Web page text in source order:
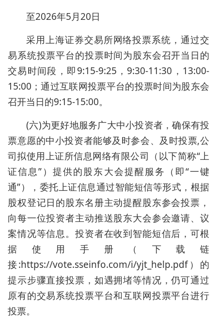
至2026年5月20日
采用上海证券交易所网络投票系统，通过交
易系统投票平台的投票时间为股东会召开当日的
交易时间段，即9:15-9:25，9:30-11:30，13:00-
15:00；通过互联网投票平台的投票时间为股东会
召开当日的9:15-15:00。
(六)为更好地服务广大中小投资者，确保有投
票意愿的中小投资者能够及时参会、及时投票,公
司拟使用上证所信息网络有限公司（以下简称“上
证信息”）提供的股东大会提醒服务（即“一键
通”），委托上证信息通过智能短信等形式，根据
股权登记日的股东名册主动提醒股东参会投票，
向每一位投资者主动推送股东大会参会邀请、议
案情况等信息。投资者在收到智能短信后，可根
据使用手册（下载链
接:https://vote.sseinfo.com/i/yjt_help.pdf）的
提示步骤直接投票，如遇拥堵等情况，仍可通过
原有的交易系统投票平台和互联网投票平台进行
投票。